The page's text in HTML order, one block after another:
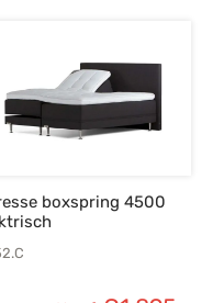
boxspring 4500